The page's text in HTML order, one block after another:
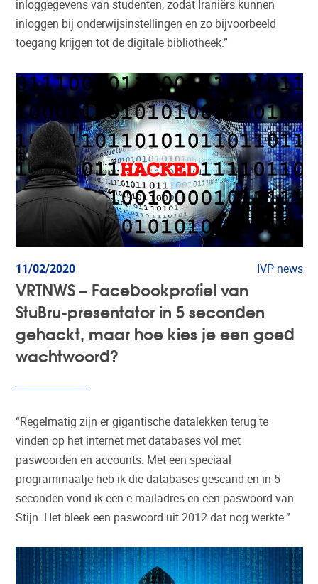
inloggegevens van studenten, zodat Iraniërs kunnen
inloggen bij onderwijsinstellingen en zo bijvoorbeeld
toegang krijgen tot de digitale bibliotheek.”
11/02/2020 IVP news
VRTNWS – Facebookprofiel van
StuBru-presentator in 5 seconden
gehackt, maar hoe kies je een goed
wachtwoord?
“Regelmatig zijn er gigantische datalekken terug te
vinden op het internet met databases vol met
paswoorden en accounts. Met een speciaal
programmaatje heb ik die databases gescand en in 5
seconden vond ik een e-mailadres en een paswoord van
Stijn. Het bleek een paswoord uit 2012 dat nog werkte.”